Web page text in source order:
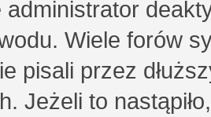
Wiele forów
pisali przez
Jeżeli to